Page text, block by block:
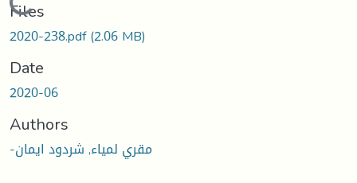
Loading...
Files
2020-238.pdf(2.06 MB)
Date
2020-06
Authors
-مقري لمياء, شردود ايمان